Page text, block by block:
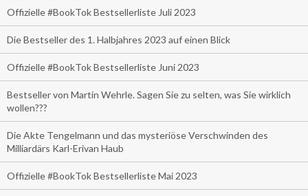
Offizielle #BookTok Bestsellerliste Juli 2023
Die Bestseller des 1. Halbjahres 2023 auf einen Blick
Offizielle #BookTok Bestsellerliste Juni 2023
Bestseller von Martin Wehrle. Sagen Sie zu selten, was Sie wirklich
wollen???
Die Akte Tengelmann und das mysteriöse Verschwinden des
Milliardärs Karl-Erivan Haub
Offizielle #BookTok Bestsellerliste Mai 2023